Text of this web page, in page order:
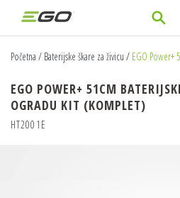
Početna / Baterijske škare za živicu / EGO Power+
EGO POWER+ 51CM
OGRADU KIT (KOMPLET)
HT2001E